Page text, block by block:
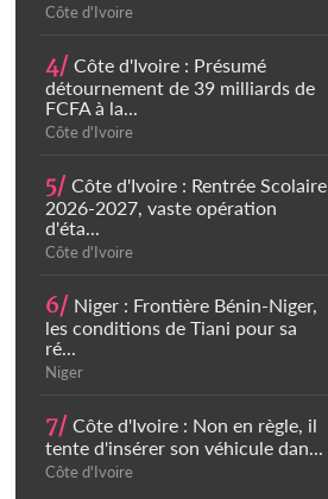
Côte d'Ivoire
4/ Côte d'Ivoire : Présumé
détournement de 39 milliards de
FCFA à la...
Côte d'Ivoire
5/ Côte d'Ivoire : Rentrée Scolaire
2026-2027, vaste opération
d'éta...
Côte d'Ivoire
6/ Niger : Frontière Bénin-Niger,
les conditions de Tiani pour sa
ré...
Niger
7/ Côte d'Ivoire : Non en règle, il
tente d'insérer son véhicule dan...
Côte d'Ivoire